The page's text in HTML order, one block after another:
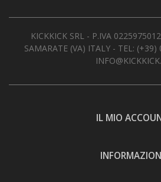
KICKKICK SRL - P.IVA
SAMARATE (VA) ITALY - TEL: (+39)
IL MIO